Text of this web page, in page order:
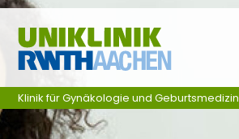
Zum Inhalt springen
Klinik für Gynäkologie und Geburtsmedizin